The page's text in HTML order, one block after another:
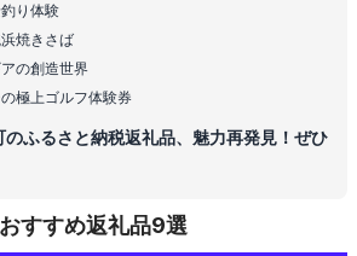
り体験
焼きさば
の創造世界
極上ゴルフ体験券
のふるさと納税返礼品、魅力再発見！ぜひ
すすめ返礼品9選